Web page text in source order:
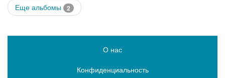
Еще альбомы 2
О нас
Конфиденциальность